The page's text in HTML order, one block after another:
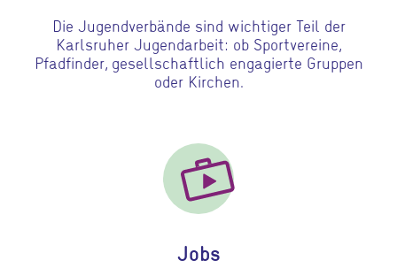
Die Jugendverbände sind wichtiger Teil der
Karlsruher Jugendarbeit: ob Sportvereine,
Pfadfinder, gesellschaftlich engagierte Gruppen
oder Kirchen.
Gehe zu Jobs
Jobs